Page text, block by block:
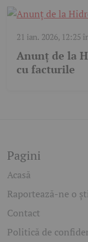
21 ian. 2026, 12:25
Anunț de la
cu facturile
Pagini
Acasă
Raportează-ne o
Contact
Politică de